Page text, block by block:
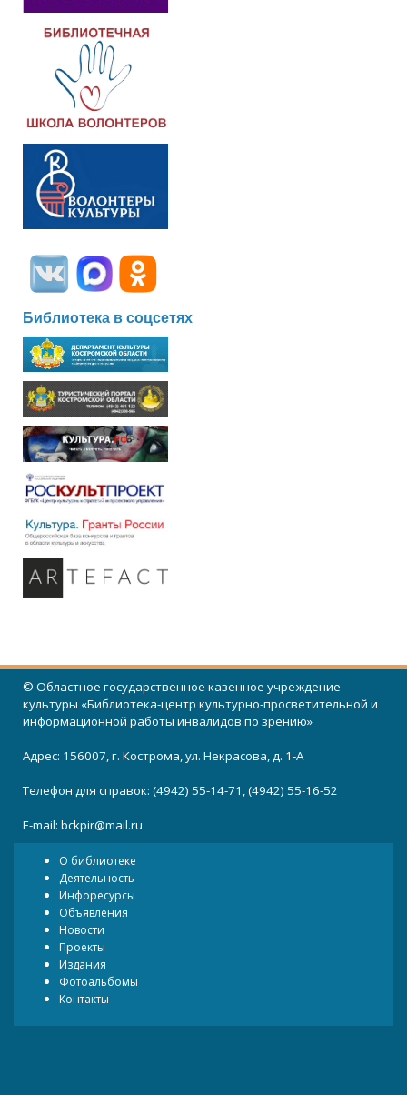
Библиотека в соцсетях
© Областное государственное казенное учреждение
культуры «Библиотека-центр культурно-просветительной и
информационной работы инвалидов по зрению»
Адрес: 156007, г. Кострома, ул. Некрасова, д. 1-А
Телефон для справок: (4942) 55-14-71, (4942) 55-16-52
E-mail: bckpir@mail.ru
О библиотеке
Деятельность
Инфоресурсы
Объявления
Новости
Проекты
Издания
Фотоальбомы
Контакты